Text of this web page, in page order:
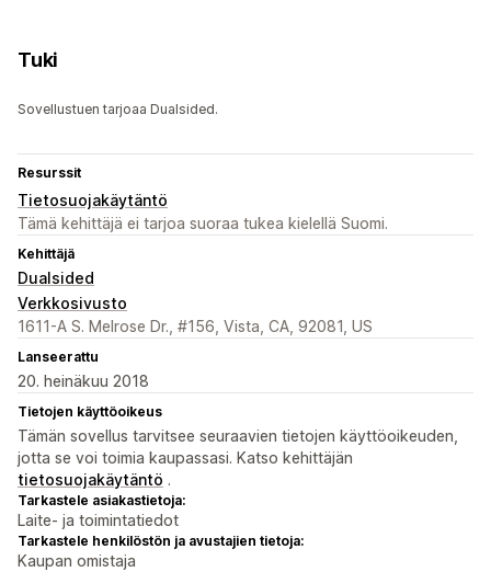
Tuki
Sovellustuen tarjoaa Dualsided.
Resurssit
Tietosuojakäytäntö
Tämä kehittäjä ei tarjoa suoraa tukea kielellä Suomi.
Kehittäjä
Dualsided
Verkkosivusto
1611-A S. Melrose Dr., #156, Vista, CA, 92081, US
Lanseerattu
20. heinäkuu 2018
Tietojen käyttöoikeus
Tämän sovellus tarvitsee seuraavien tietojen käyttöoikeuden,
jotta se voi toimia kaupassasi. Katso kehittäjän
tietosuojakäytäntö .
Tarkastele asiakastietoja:
Laite- ja toimintatiedot
Tarkastele henkilöstön ja avustajien tietoja:
Kaupan omistaja